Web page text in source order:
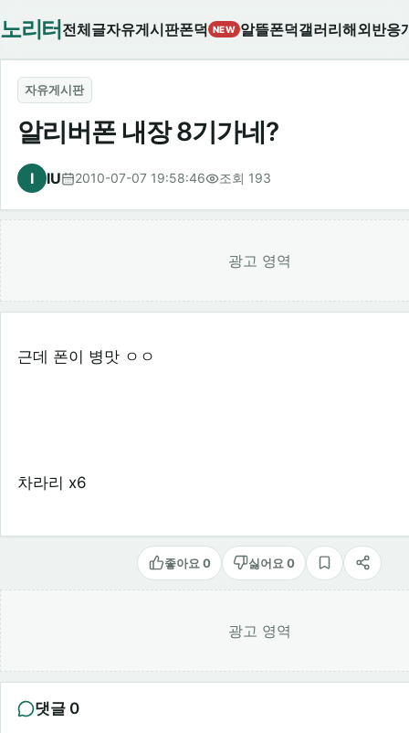
노리터 전체글자유게시판폰덕 NEW 알뜰폰덕갤러리해외반응
자유게시판
알리버폰 내장 8기가네?
I IU 2010-07-07 19:58:46 조회 193
광고 영역
근데 폰이 병맛 ㅇㅇ
차라리 x6
좋아요 0 싫어요 0
스크랩공유
광고 영역
댓글 0